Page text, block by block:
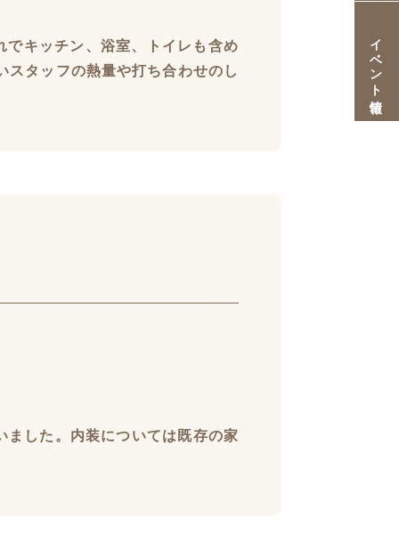
イベント情報
キッチン、浴室、トイレも含め
タッフの熱量や打ち合わせのし
した。内装については既存の家